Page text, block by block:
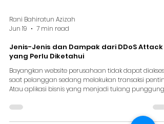
Rani Bahiratun Azizah
Jenis-Jenis dan Dampak dari DDoS Attack